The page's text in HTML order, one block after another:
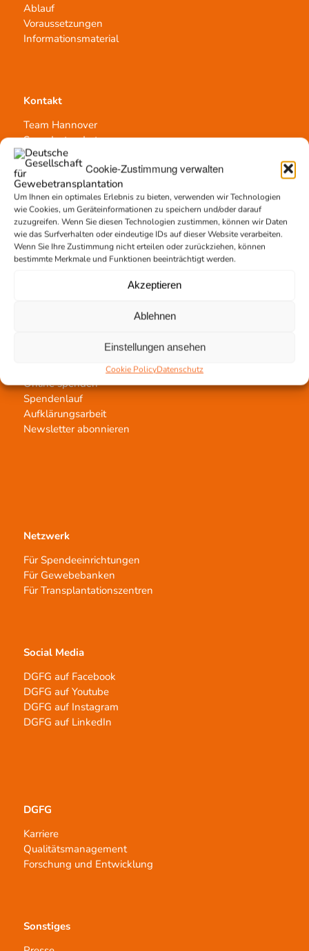
Cookie-Zustimmung verwalten
Um Ihnen ein optimales Erlebnis zu bieten, verwenden wir Technologien
wie Cookies, um Geräteinformationen zu speichern und/oder darauf
zuzugreifen. Wenn Sie diesen Technologien zustimmen, können wir Daten
wie das Surfverhalten oder eindeutige IDs auf dieser Website verarbeiten.
Wenn Sie Ihre Zustimmung nicht erteilen oder zurückziehen, können
bestimmte Merkmale und Funktionen beeinträchtigt werden.
Akzeptieren
Ablehnen
Einstellungen ansehen
Cookie PolicyDatenschutz
Ablauf
Voraussetzungen
Informationsmaterial
Kontakt
Team Hannover
Spendestandorte
Vermittlungsstelle
Gewebetransplantation
Gewebeprozessierung
Transplantatvermittlung
Online spenden
Spendenlauf
Aufklärungsarbeit
Newsletter abonnieren
Netzwerk
Für Spendeeinrichtungen
Für Gewebebanken
Für Transplantationszentren
Social Media
DGFG auf Facebook
DGFG auf Youtube
DGFG auf Instagram
DGFG auf LinkedIn
DGFG
Karriere
Qualitätsmanagement
Forschung und Entwicklung
Sonstiges